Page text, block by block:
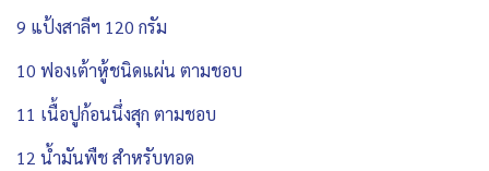
9 แป้งสาลีฯ 120 กรัม
10 ฟองเต้าหู้ชนิดแผ่น ตามชอบ
11 เนื้อปูก้อนนึ่งสุก ตามชอบ
12 น้ำมันพืช สำหรับทอด